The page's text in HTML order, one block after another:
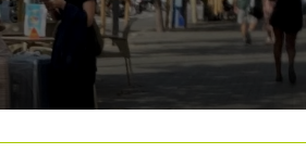
Deltebre aposta pel turisme vinculat al
sector primari amb 37 noves
experiències
El Vallès Oriental aposta pel